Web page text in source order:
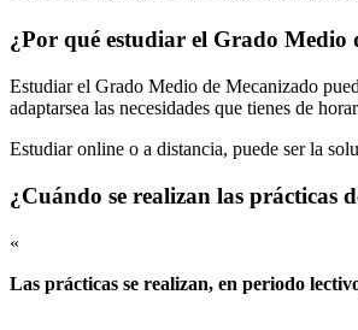
¿Por qué estudiar el Grado Medio
Estudiar el Grado Medio de Mecanizado
adaptarsea las necesidades que tienes de
Estudiar online o a distancia, puede ser la
¿Cuándo se realizan las prácticas
«
Las prácticas se realizan, en periodo